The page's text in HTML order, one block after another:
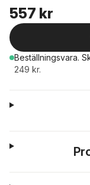
557 kr
Beställningsvara.
249 kr.